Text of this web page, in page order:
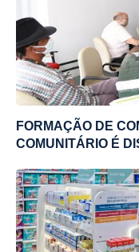
FORMAÇÃO DE
COMUNITÁRIO É